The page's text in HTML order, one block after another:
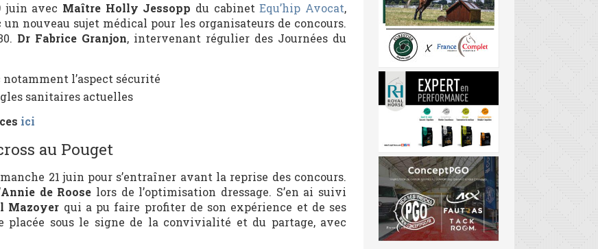
juin avec Maître Holly Jessopp du cabinetEqu’hip Avocat,
nouveau sujet médical pour les organisateurs de concours.
Dr Fabrice Granjon, intervenant régulier des Journées du
l’aspect sécurité
sanitaires actuelles
ici
au Pouget
21 juin pour s’entraîner avant la reprise des concours.
Annie de Roose lors de l’optimisation dressage. S’en ai suivi
Mazoyer qui a pu faire profiter de son expérience et de ses
placée sous le signe de la convivialité et du partage, avec